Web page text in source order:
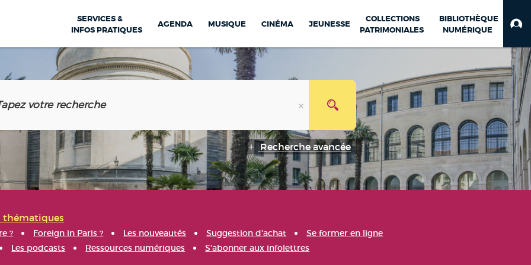
SERVICES &
INFOS PRATIQUES
AGENDA MUSIQUE CINÉMA JEUNESSE
COLLECTIONS
PATRIMONIALES
BIBLIOTHÈQUE
NUMÉRIQUE
Recherche avancée
thématiques
? Foreign in Paris ? Les nouveautés Suggestion d'achat
Se former en ligne
Les podcasts Ressources numériques S'abonner aux infolettres